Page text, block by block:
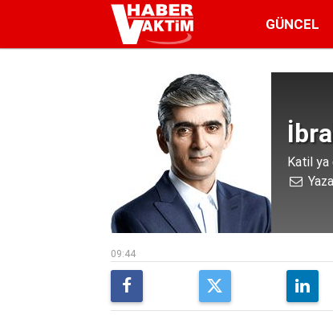
GÜNCEL
Katil ya
09:44